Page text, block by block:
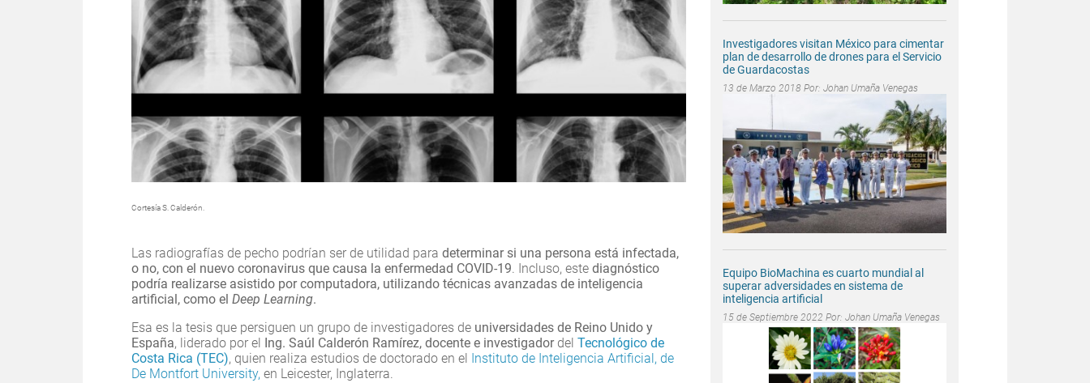
Cortesía S. Calderón.
Las radiografías de pecho podrían ser de utilidad para determinar si una persona está infectada,
o no, con el nuevo coronavirus que causa la enfermedad COVID-19. Incluso, este diagnóstico
podría realizarse asistido por computadora, utilizando técnicas avanzadas de inteligencia
artificial, como el Deep Learning.
Esa es la tesis que persiguen un grupo de investigadores de universidades de Reino Unido y
España, liderado por el Ing. Saúl Calderón Ramírez, docente e investigadordel Tecnológico de
Costa Rica (TEC), quien realiza estudios de doctorado en el
Instituto de Inteligencia Artificial, de
De Montfort University, en Leicester, Inglaterra.
Investigadores visitan México para cimentar
plan de desarrollo de drones para el Servicio
de Guardacostas
13 de Marzo 2018 Por: Johan Umaña Venegas
Equipo BioMachina es cuarto mundial al
superar adversidades en sistema de
inteligencia artificial
15 de Septiembre 2022 Por: Johan Umaña Venegas